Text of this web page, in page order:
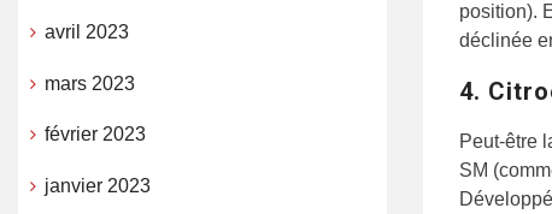
position).
déclinée
4.
Peut-être
SM
avril 2023
mars 2023
février 2023
janvier 2023